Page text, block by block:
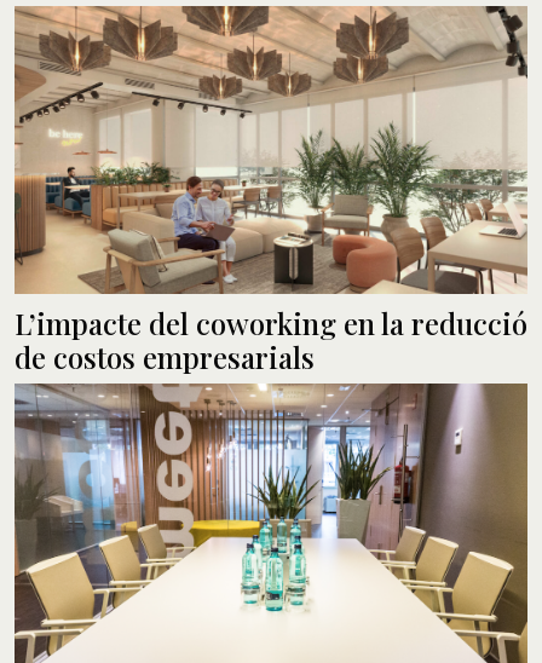
L’impacte del coworking en la reducció
de costos empresarials